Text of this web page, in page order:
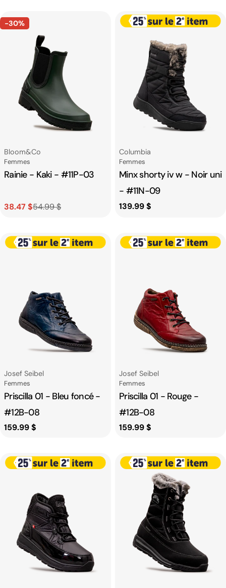
vente
vente
-30%
Fournisseur:
Bloom&co
Catégorie
Femmes
Rainie - Kaki - #11P-03
Prix
vente
38.47 $
Prix
54.99 $
Fournisseur:
Columbia
Catégorie
Femmes
Minx shorty iv w - Noir uni
- #11N-09
Prix
139.99 $
Fournisseur:
Josef Seibel
Catégorie
Femmes
Priscilla 01 - Bleu foncé -
#12B-08
Prix
159.99 $
Fournisseur:
Josef Seibel
Catégorie
Femmes
Priscilla 01 - Rouge -
#12B-08
Prix
159.99 $